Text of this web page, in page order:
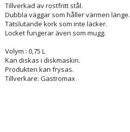
Tillverkad av rostfritt stål.
Dubbla väggar som håller värmen länge.
Tätslutande kork som inte läcker.
Locket fungerar även som mugg.
Volym : 0,75 L
Kan diskas i diskmaskin.
Produkten kan frysas.
Tillverkare: Gastromax